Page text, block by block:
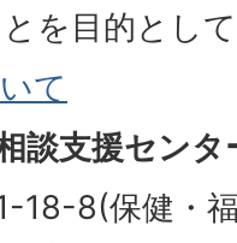
を目的とし
て
談支援センタ
18-8(保健・